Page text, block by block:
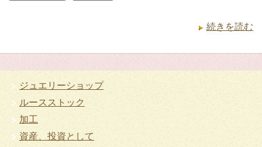
続きを読む
ジュエリーショップ
ルースストック
加工
資産、投資として